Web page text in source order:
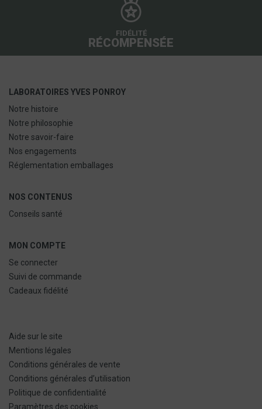
FIDÉLITÉ
RÉCOMPENSÉE
LABORATOIRES YVES PONROY
Notre histoire
Notre philosophie
Notre savoir-faire
Nos engagements
Réglementation emballages
NOS CONTENUS
Conseils santé
MON COMPTE
Se connecter
Suivi de commande
Cadeaux fidélité
Aide sur le site
Mentions légales
Conditions générales de vente
Conditions générales d’utilisation
Politique de confidentialité
Paramètres des cookies